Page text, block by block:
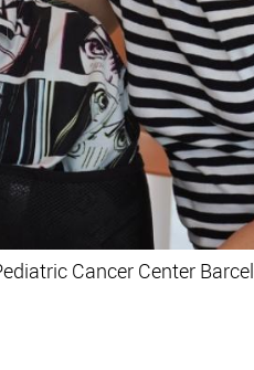
Cancer Center